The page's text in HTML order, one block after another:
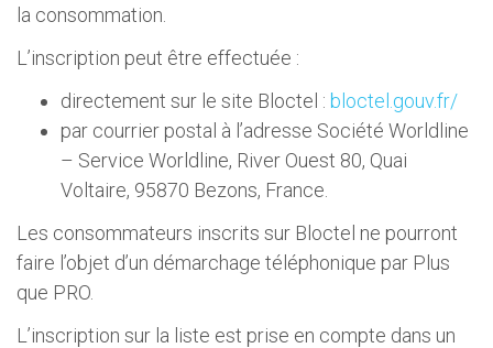
la consommation.
L’inscription peut être effectuée :
directement sur le site Bloctel : bloctel.gouv.fr/
par courrier postal à l’adresse Société Worldline
– Service Worldline, River Ouest 80, Quai
Voltaire, 95870 Bezons, France.
Les consommateurs inscrits sur Bloctel ne pourront
faire l’objet d’un démarchage téléphonique par Plus
que PRO.
L’inscription sur la liste est prise en compte dans un